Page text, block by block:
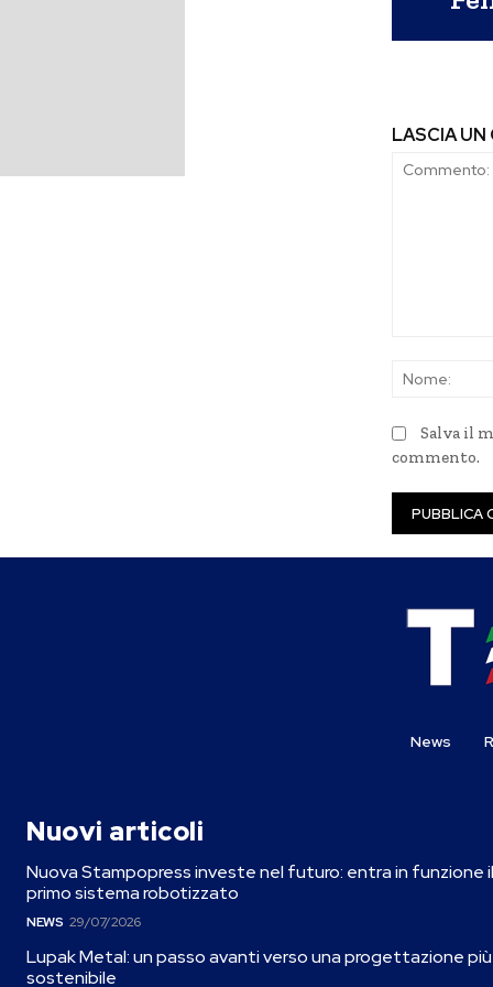
LASCIA
Salva il
commento.
News
Nuovi articoli
Nuova Stampopress investe nel futuro: entra in funzione il
primo sistema robotizzato
NEWS 29/07/2026
Lupak Metal: un passo avanti verso una progettazione più
sostenibile